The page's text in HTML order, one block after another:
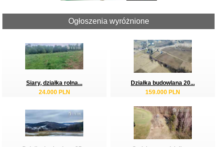
Ogłoszenia wyróżnione
Siary, działka rolna...
24.000 PLN
Działka budowlana 20...
159.000 PLN